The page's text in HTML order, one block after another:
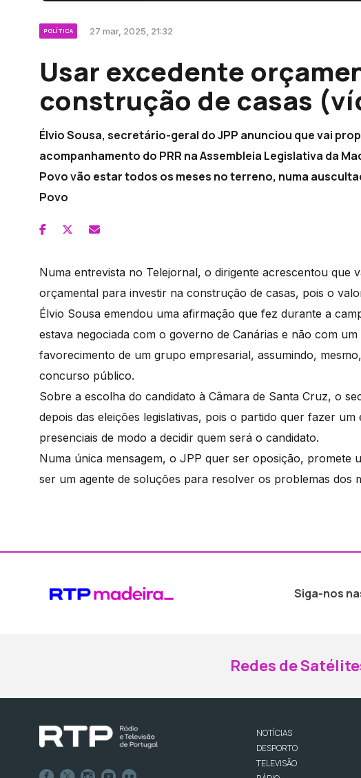
POLÍTICA 27 mar, 2025, 21:32
Usar excedente
construção de casas
Élvio Sousa, secretário-geral do JPP anunciou que vai
acompanhamento do PRR na Assembleia Legislativa da
Povo vão estar todos os meses no terreno, numa
Povo
Numa entrevista no Telejornal, o dirigente acrescentou que
orçamental para investir na construção de casas, pois o
Élvio Sousa emendou uma afirmação que fez durante a
estava negociada com o governo de Canárias e não com
favorecimento de um grupo empresarial, assumindo,
concurso público.
Sobre a escolha do candidato à Câmara de Santa Cruz, o
depois das eleições legislativas, pois o partido quer fazer
presenciais de modo a decidir quem será o candidato.
Numa única mensagem, o JPP quer ser oposição, promete
ser um agente de soluções para resolver os problemas dos
Siga-nos
Redes de
NOTÍCIAS
DESPORTO
TELEVISÃO